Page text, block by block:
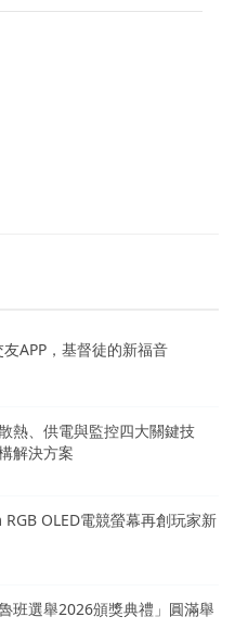
APP，基督徒的新福音
熱、供電與監控四大關鍵技
解決方案
OLED電競螢幕再創玩家新
班選舉2026頒獎典禮」圓滿舉